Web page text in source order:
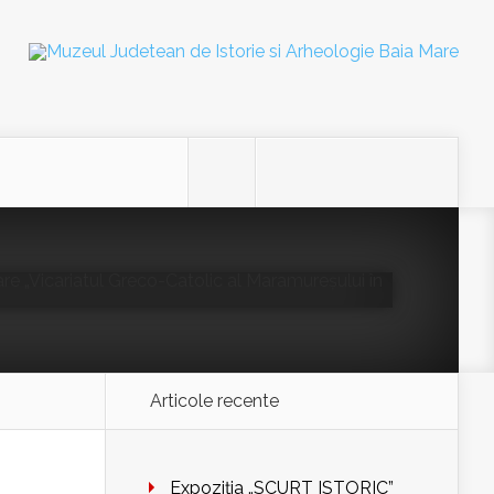
Catolic al
în epoca modernă”
Articole recente
Expoziția „SCURT ISTORIC”